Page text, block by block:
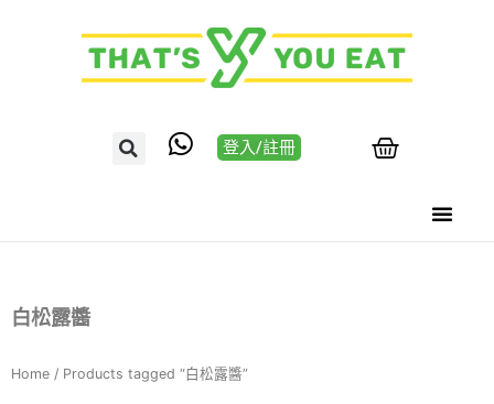
登入/註冊
白松露醬
Home / Products tagged “白松露醬”